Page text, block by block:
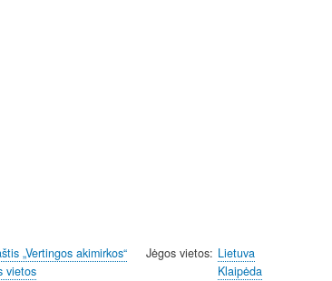
„Vertingos akimirkos“
vietos
Jėgos vietos Lietuva
Klaipėda